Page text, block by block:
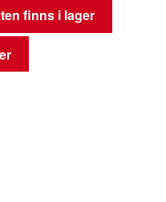
finns i lager